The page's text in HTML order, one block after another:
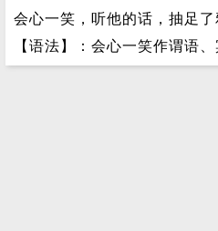
会心一笑，听他的话，抽足
【语法】：会心一笑作谓语、